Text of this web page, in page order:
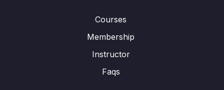
Courses
Membership
Instructor
Faqs